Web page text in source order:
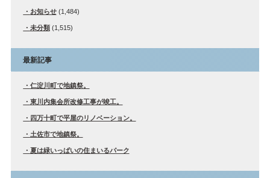
お知らせ(1,484)
未分類(1,515)
最新記事
仁淀川町で地鎮祭。
東川内集会所改修工事が竣工。
四万十町で平屋のリノベーション。
土佐市で地鎮祭。
夏は緑いっぱいの住まいるパーク